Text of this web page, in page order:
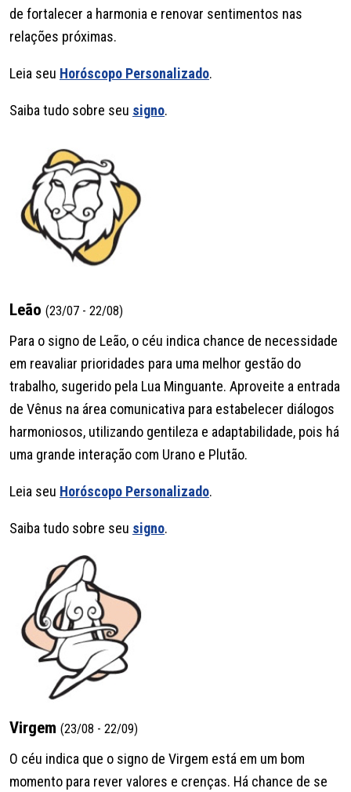
de fortalecer a harmonia e renovar sentimentos nas
relações próximas.
Leia seu Horóscopo Personalizado.
Saiba tudo sobre seu signo.
Leão (23/07 - 22/08)
Para o signo de Leão, o céu indica chance de necessidade
em reavaliar prioridades para uma melhor gestão do
trabalho, sugerido pela Lua Minguante. Aproveite a entrada
de Vênus na área comunicativa para estabelecer diálogos
harmoniosos, utilizando gentileza e adaptabilidade, pois há
uma grande interação com Urano e Plutão.
Leia seu Horóscopo Personalizado.
Saiba tudo sobre seu signo.
Virgem (23/08 - 22/09)
O céu indica que o signo de Virgem está em um bom
momento para rever valores e crenças. Há chance de se